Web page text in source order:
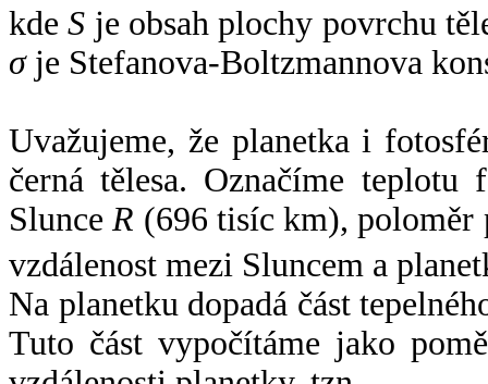
kdeS je obsah plochy povrchu
σje Stefanova-Boltzmannova
Uvažujeme, že planetka i
černá tělesa. Označíme
SlunceR (696 tisíc km),
vzdálenost mezi Sluncem a
Na planetku dopadá část
Tuto část vypočítáme jako